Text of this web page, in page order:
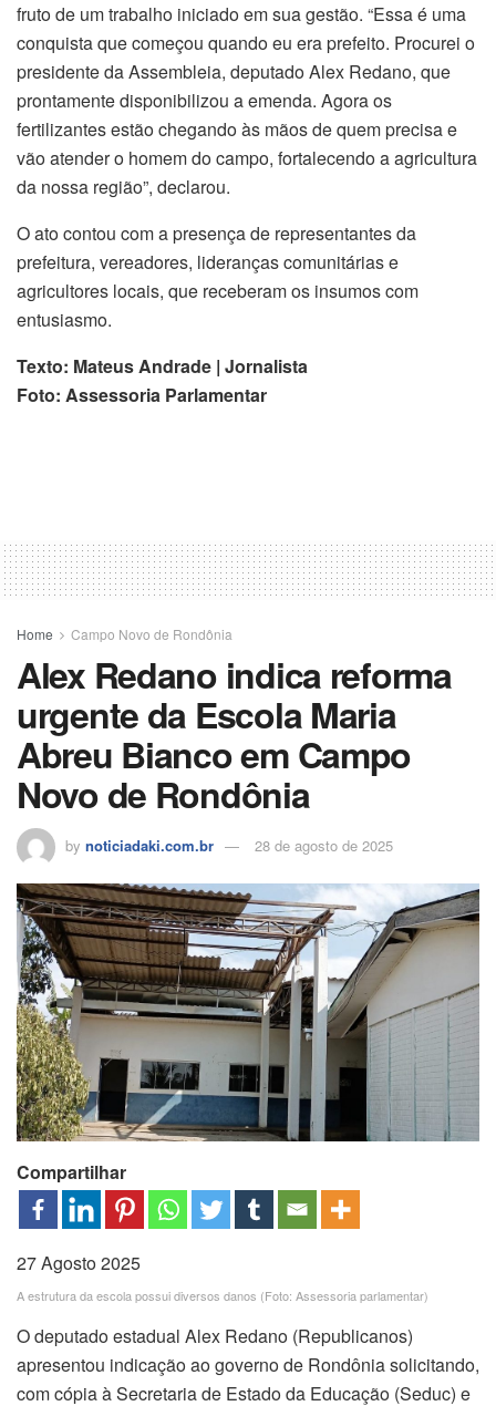
fruto de um trabalho iniciado em sua gestão. “Essa é uma
conquista que começou quando eu era prefeito. Procurei o
presidente da Assembleia, deputado Alex Redano, que
prontamente disponibilizou a emenda. Agora os
fertilizantes estão chegando às mãos de quem precisa e
vão atender o homem do campo, fortalecendo a agricultura
da nossa região”, declarou.
O ato contou com a presença de representantes da
prefeitura, vereadores, lideranças comunitárias e
agricultores locais, que receberam os insumos com
entusiasmo.
Texto: Mateus Andrade | Jornalista
Foto: Assessoria Parlamentar
Home Campo Novo de Rondônia
Alex Redano indica reforma
urgente da Escola Maria
Abreu Bianco em Campo
Novo de Rondônia
by noticiadaki.com.br 28 de agosto de 2025
Compartilhar
27 Agosto 2025
A estrutura da escola possui diversos danos (Foto: Assessoria parlamentar)
O deputado estadual Alex Redano (Republicanos)
apresentou indicação ao governo de Rondônia solicitando,
com cópia à Secretaria de Estado da Educação (Seduc) e